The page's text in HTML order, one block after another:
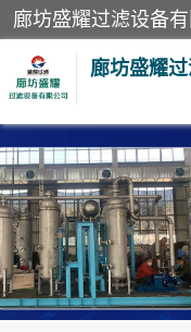
廊坊盛耀
二氧化碳过滤器
液氨氨气过滤器
天然气过滤器